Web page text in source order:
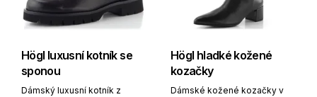
Högl luxusní kotník se
sponou
Dámský luxusní kotník z
Högl hladké kožené
kozačky
Dámské kožené kozačky v